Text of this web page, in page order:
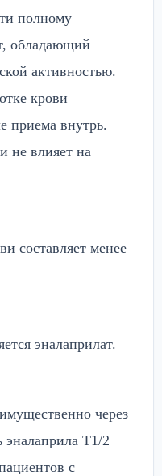
полному
обладающий
активностью.
крови
приема внутрь.
не влияет на
составляет менее
эналаприлат.
через
Т1/2
с